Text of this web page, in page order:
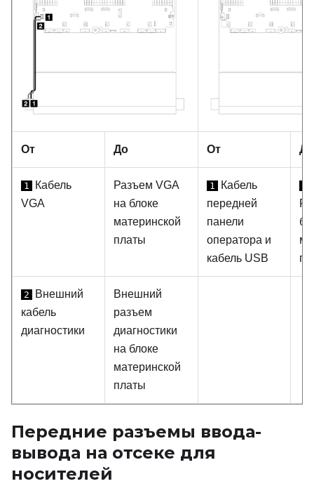
От До От До
1
Кабель
VGA
Разъем VGA
на блоке
материнской
платы
1
Кабель
передней
панели
оператора и
кабель USB
2
Внешний
кабель
диагностики
Внешний
разъем
диагностики
на блоке
материнской
платы
Передние разъемы ввода-
вывода на отсеке для
носителей